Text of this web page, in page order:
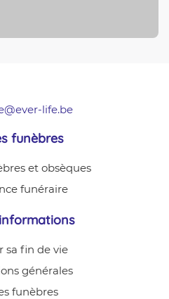
life.be
funèbres
et obsèques
funéraire
sa fin de vie
générales
funèbres